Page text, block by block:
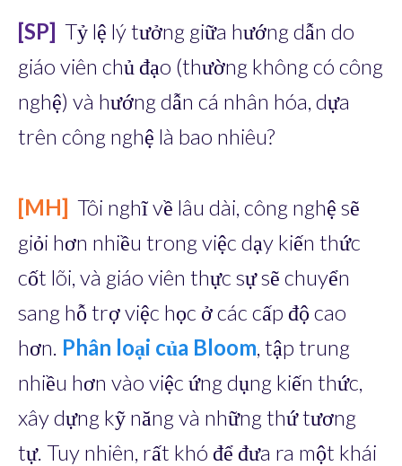
[SP] Tỷ lệ lý tưởng giữa hướng dẫn do
giáo viên chủ đạo (thường không có công
nghệ) và hướng dẫn cá nhân hóa, dựa
trên công nghệ là bao nhiêu?
[MH] Tôi nghĩ về lâu dài, công nghệ sẽ
giỏi hơn nhiều trong việc dạy kiến thức
cốt lõi, và giáo viên thực sự sẽ chuyển
sang hỗ trợ việc học ở các cấp độ cao
hơn. Phân loại của Bloom, tập trung
nhiều hơn vào việc ứng dụng kiến thức,
xây dựng kỹ năng và những thứ tương
tự. Tuy nhiên, rất khó để đưa ra một khái